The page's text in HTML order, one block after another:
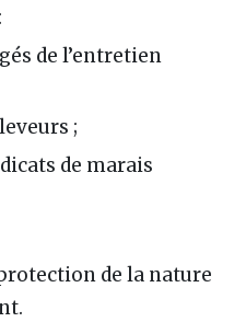
de l’entretien
;
de marais
de la nature